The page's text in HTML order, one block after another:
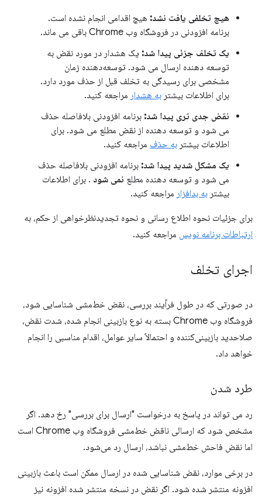
هیچ تخلفی یافت نشد: هیچ اقدامی انجام نشده است.
برنامه افزودنی در فروشگاه وب Chrome باقی می ماند.
یک تخلف جزئی پیدا شد: یک هشدار در مورد نقض به
توسعه دهنده ارسال می شود. توسعه‌دهنده زمان
مشخصی برای رسیدگی به تخلف قبل از حذف مورد دارد.
برای اطلاعات بیشتر به هشدار مراجعه کنید.
نقض جدی تری پیدا شد: برنامه افزودنی بلافاصله حذف
می شود و توسعه دهنده از نقض مطلع می شود. برای
اطلاعات بیشتر به حذف مراجعه کنید.
یک مشکل شدید پیدا شد: برنامه افزودنی بلافاصله حذف
می شود و توسعه دهنده مطلع نمی شود . برای اطلاعات
بیشتر به بدافزار مراجعه کنید.
برای جزئیات نحوه اطلاع رسانی و نحوه تجدیدنظرخواهی از حکم، به
ارتباطات برنامه نویس مراجعه کنید.
اجرای تخلف
در صورتی که در طول فرآیند بررسی، نقض خط‌مشی شناسایی شود،
فروشگاه وب Chrome بسته به نوع بازبینی انجام شده، شدت نقض،
صلاحدید بازبینی‌کننده و احتمالاً سایر عوامل، اقدام مناسبی را انجام
خواهد داد.
طرد شدن
رد می تواند در پاسخ به درخواست "ارسال برای بررسی" رخ دهد. اگر
مشخص شود که ارسالی ناقض خط‌مشی فروشگاه وب Chrome است
اما نقض فاحش خط‌مشی نباشد، ارسال رد می‌شود.
در برخی موارد، نقض شناسایی شده در ارسال ممکن است باعث بازبینی
افزونه منتشر شده شود. اگر نقض در نسخه منتشر شده افزونه نیز